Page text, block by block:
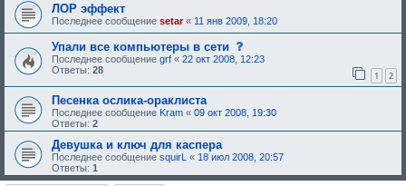
б
р
е
н
и
ЛОР эффект
Последнее сообщение setar« 11 янв 2009, 18:20
Упали все компьютеры в сети
о
щ
и
е
т
е
Последнее сообщение grf « 22 окт 2008, 12:23
Ответы: 28 1 2
Песенка ослика-ораклиста
Последнее сообщение Kram « 09 окт 2008, 19:30
Ответы: 2
Девушка и ключ для каспера
Последнее сообщение squirL « 18 июл 2008, 20:57
Ответы: 1